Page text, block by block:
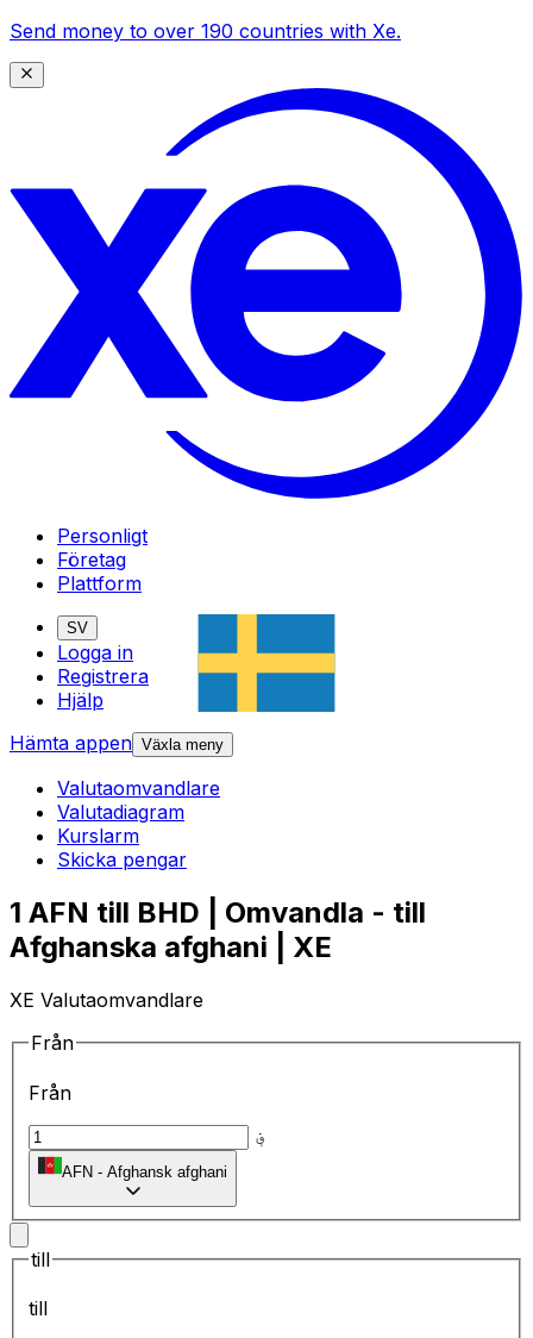
Send money to over 190 countries with Xe.
Personligt
Företag
Plattform
SV
Logga in
Registrera
Hjälp
Hämta appen Växla meny
Valutaomvandlare
Valutadiagram
Kurslarm
Skicka pengar
1 AFN till BHD | Omvandla - till
Afghanska afghani | XE
XE Valutaomvandlare
Från
Från
؋
AFN - Afghansk afghani
till
till